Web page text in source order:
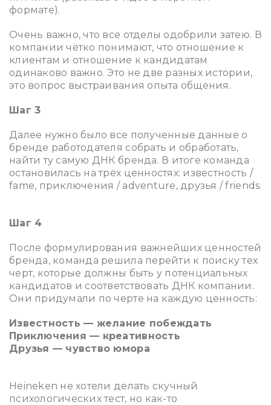
формате).
Очень важно, что все отделы одобрили затею. В
компании чётко понимают, что отношение к
клиентам и отношение к кандидатам
одинаково важно. Это не две разных истории,
это вопрос выстраивания опыта общения.
Шаг 3
Далее нужно было все полученные данные о
бренде работодателя собрать и обработать,
найти ту самую ДНК бренда. В итоге команда
остановилась на трёх ценностях: известность /
fame, приключения / adventure, друзья / friends.
Шаг 4
После формулирования важнейших ценностей
бренда, команда решила перейти к поиску тех
черт, которые должны быть у потенциальных
кандидатов и соответствовать ДНК компании.
Они придумали по черте на каждую ценность:
Известность — желание побеждать
Приключения — креативность
Друзья — чувство юмора
Heineken не хотели делать скучный
психологических тест, но как-то